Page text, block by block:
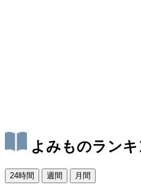
よみものラン
24時間 週間 月間